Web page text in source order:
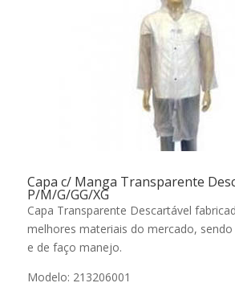
Capa c/ Manga Transparente
P/M/G/GG/XG
Capa Transparente Descartável
melhores materiais do mercado,
e de faço manejo.
Modelo: 213206001